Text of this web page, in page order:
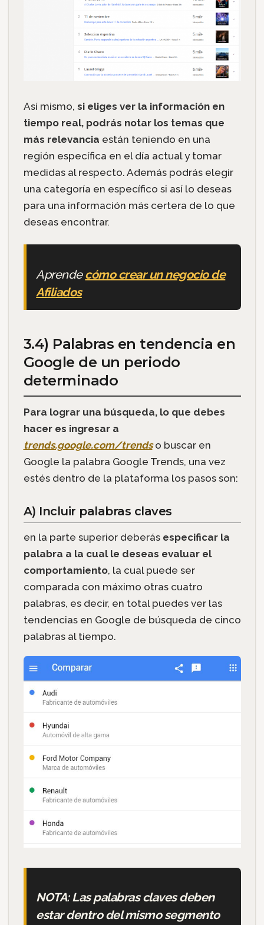
Así mismo, si eliges ver la información en
tiempo real, podrás notar los temas que
más relevancia están teniendo en una
región específica en el día actual y tomar
medidas al respecto. Además podrás elegir
una categoría en específico si así lo deseas
para una información más certera de lo que
deseas encontrar.
Aprendecómo crear un negocio de
Afiliados
3.4) Palabras en tendencia en
Google de un periodo
determinado
Para lograr una búsqueda, lo que debes
hacer es ingresar a
trends.google.com/trendso buscar en
Google la palabra Google Trends, una vez
estés dentro de la plataforma los pasos son:
A) Incluir palabras claves
en la parte superior deberás especificar la
palabra a la cual le deseas evaluar el
comportamiento, la cual puede ser
comparada con máximo otras cuatro
palabras, es decir, en total puedes ver las
tendencias en Google de búsqueda de cinco
palabras al tiempo.
NOTA: Las palabras claves deben
estar dentro del mismo segmento